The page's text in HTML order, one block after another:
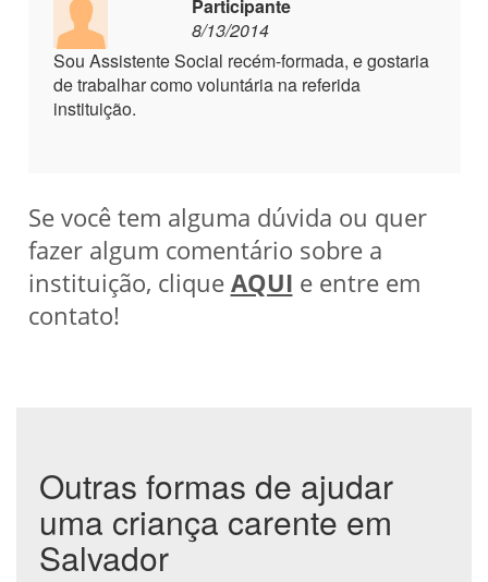
Participante
8/13/2014
Sou Assistente Social recém-formada, e gostaria
de trabalhar como voluntária na referida
instituição.
Se você tem alguma dúvida ou quer
fazer algum comentário sobre a
instituição, clique AQUI e entre em
contato!
Outras formas de ajudar
uma criança carente em
Salvador